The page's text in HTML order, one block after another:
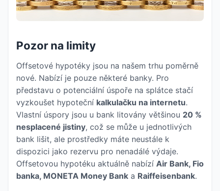
Pozor na limity
Offsetové hypotéky jsou na našem trhu poměrně
nové. Nabízí je pouze některé banky. Pro
představu o potenciální úspoře na splátce stačí
vyzkoušet hypoteční kalkulačku na internetu.
Vlastní úspory jsou u bank litovány většinou 20 %
nesplacené jistiny, což se může u jednotlivých
bank lišit, ale prostředky máte neustále k
dispozici jako rezervu pro nenadálé výdaje.
Offsetovou hypotéku aktuálně nabízí Air Bank, Fio
banka, MONETA Money Bank a Raiffeisenbank.